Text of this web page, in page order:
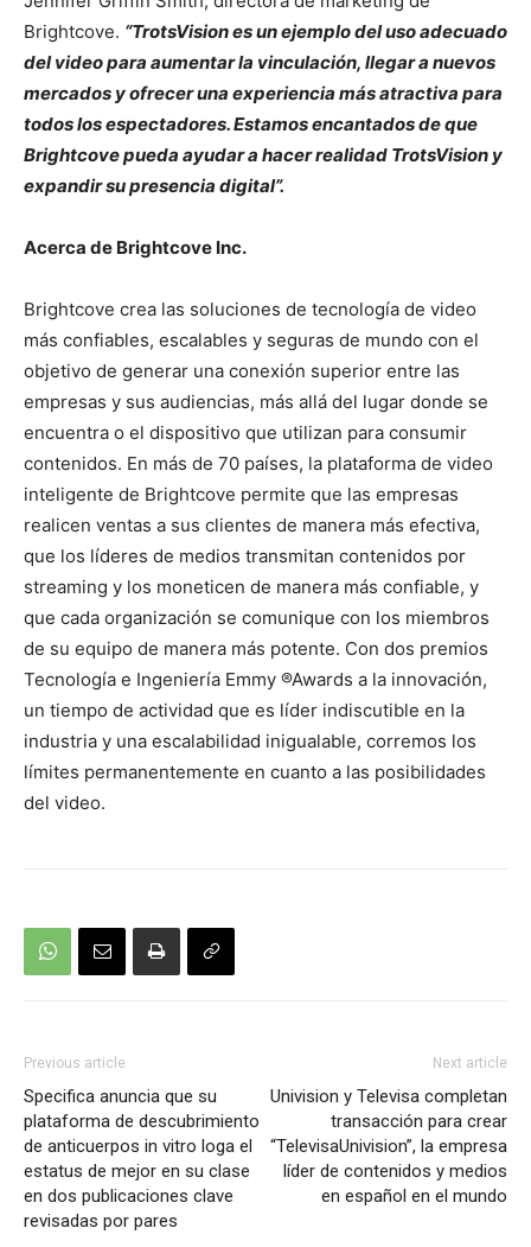
Brightcove. “TrotsVision es un ejemplo del uso adecuado
del video para aumentar la vinculación, llegar a nuevos
mercados y ofrecer una experiencia más atractiva para
todos los espectadores. Estamos encantados de que
Brightcove pueda ayudar a hacer realidad TrotsVision y
expandir su presencia digital”.
Acerca de Brightcove Inc.
Brightcove crea las soluciones de tecnología de video
más confiables, escalables y seguras de mundo con el
objetivo de generar una conexión superior entre las
empresas y sus audiencias, más allá del lugar donde se
encuentra o el dispositivo que utilizan para consumir
contenidos. En más de 70 países, la plataforma de video
inteligente de Brightcove permite que las empresas
realicen ventas a sus clientes de manera más efectiva,
que los líderes de medios transmitan contenidos por
streaming y los moneticen de manera más confiable, y
que cada organización se comunique con los miembros
de su equipo de manera más potente. Con dos premios
Tecnología e Ingeniería Emmy ®Awards a la innovación,
un tiempo de actividad que es líder indiscutible en la
industria y una escalabilidad inigualable, corremos los
límites permanentemente en cuanto a las posibilidades
del video.
Previous article
Specifica anuncia que su
plataforma de descubrimiento
de anticuerpos in vitro loga el
estatus de mejor en su clase
en dos publicaciones clave
revisadas por pares
Next article
Univision y Televisa completan
transacción para crear
“TelevisaUnivision”, la empresa
líder de contenidos y medios
en español en el mundo